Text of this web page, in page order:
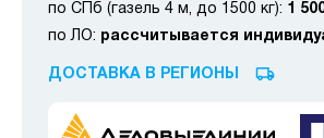
по СПб (газель 4 м, до 1500 кг): 1
по ЛО: рассчитывается
ДОСТАВКА В РЕГИОНЫ